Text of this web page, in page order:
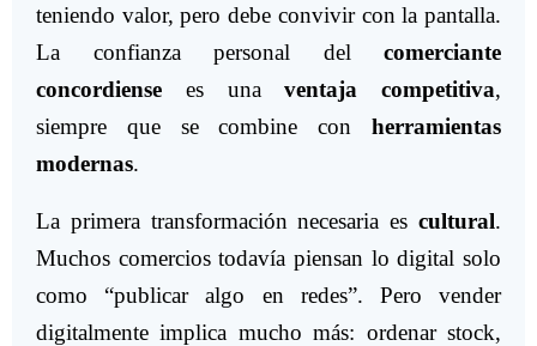
teniendo valor, pero debe convivir con la pantalla.
La confianza personal del comerciante
concordiense es unaventaja competitiva,
siempre que se combine con herramientas
modernas.
La primera transformación necesaria es cultural.
Muchos comercios todavía piensan lo digital solo
como “publicar algo en redes”. Pero vender
digitalmente implica mucho más: ordenar stock,